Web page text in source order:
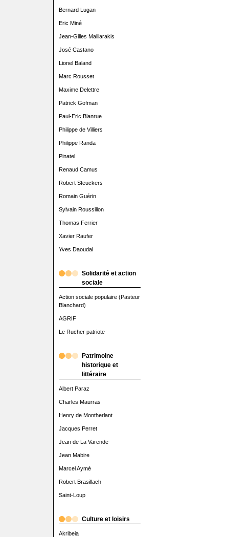
Bernard Lugan
Eric Miné
Jean-Gilles Malliarakis
José Castano
Lionel Baland
Marc Rousset
Maxime Delettre
Patrick Gofman
Paul-Eric Blanrue
Philippe de Villiers
Philippe Randa
Pinatel
Renaud Camus
Robert Steuckers
Romain Guérin
Sylvain Roussillon
Thomas Ferrier
Xavier Raufer
Yves Daoudal
Solidarité et action
sociale
Action sociale populaire (Pasteur
Blanchard)
AGRIF
Le Rucher patriote
Patrimoine
historique et
littéraire
Albert Paraz
Charles Maurras
Henry de Montherlant
Jacques Perret
Jean de La Varende
Jean Mabire
Marcel Aymé
Robert Brasillach
Saint-Loup
Culture et loisirs
Akribeia